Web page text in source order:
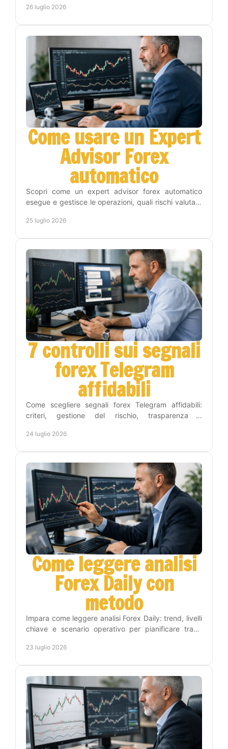
26 luglio 2026
Come usare un Expert
Advisor Forex
automatico
Scopri come un expert advisor forex automatico
esegue e gestisce le operazioni, quali rischi valutare
25 luglio 2026
7 controlli sui segnali
forex Telegram
affidabili
Come scegliere segnali forex Telegram affidabili:
criteri, gestione del rischio, trasparenza e
ogni giorno.
24 luglio 2026
Come leggere analisi
Forex Daily con
metodo
Impara come leggere analisi Forex Daily: trend, livelli
chiave e scenario operativo per pianificare trade
23 luglio 2026